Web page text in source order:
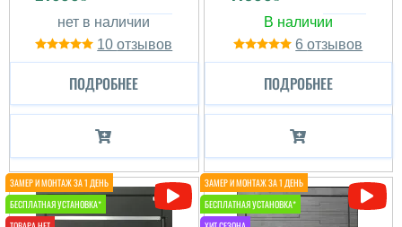
10
ПОДРОБНЕЕ
6
ПОДРОБНЕЕ